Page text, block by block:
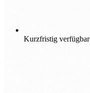
Kurzfristig verfügbar